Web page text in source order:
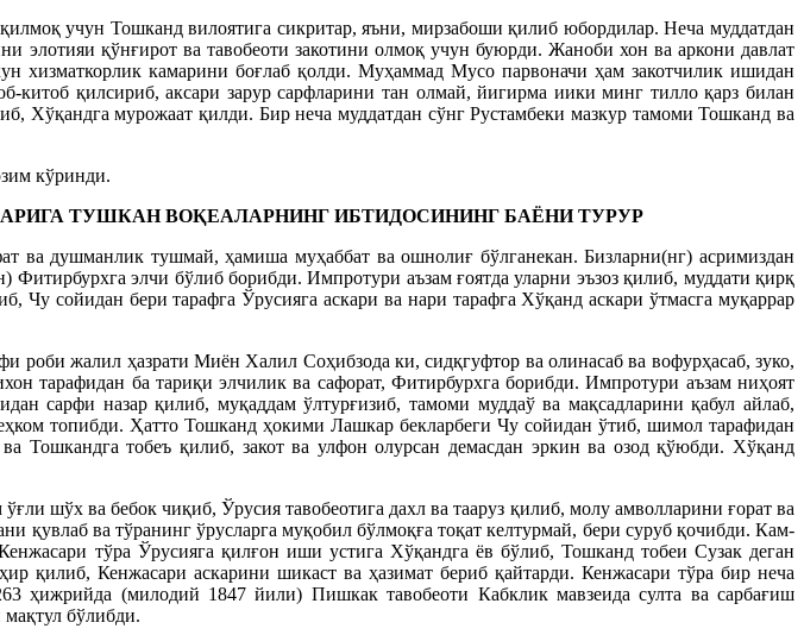
учун Тошканд вилоятига сикритар, яъни, мирзабоши қилиб юбордилар. Неча муддатдан
қўнғирот ва тавобеоти закотини олмоқ учун буюрди. Жаноби хон ва аркони давлат
хизматкорлик камарини боғлаб қолди. Муҳаммад Мусо парвоначи ҳам закотчилик ишидан
қилсириб, аксари зарур сарфларини тан олмай, йигирма иики минг тилло қарз билан
Хўқандга мурожаат қилди. Бир неча муддатдан сўнг Рустамбеки мазкур тамоми Тошканд ва
кўринди.
ТУШКАН ВОҚЕАЛАРНИНГ ИБТИДОСИНИНГ БАЁНИ ТУРУР
ва душманлик тушмай, ҳамиша муҳаббат ва ошнолиғ бўлганекан. Бизларни(нг) асримиздан
элчи бўлиб борибди. Импротури аъзам ғоятда уларни эъзоз қилиб, муддати қирқ
Чу сойидан бери тарафга Ўрусияга аскари ва нари тарафга Хўқанд аскари ўтмасга муқаррар
жалил ҳазрати Миён Халил Соҳибзода ки, сидқгуфтор ва олинасаб ва вофурҳасаб, зуко,
тарафидан ба тариқи элчилик ва сафорат, Фитирбурхга борибди. Импротури аъзам ниҳоят
сарфи назар қилиб, муқаддам ўлтурғизиб, тамоми муддаў ва мақсадларини қабул айлаб,
топибди. Ҳатто Тошканд ҳокими Лашкар бекларбеги Чу сойидан ўтиб, шимол тарафидан
Тошкандга тобеъ қилиб, закот ва улфон олурсан демасдан эркин ва озод қўюбди. Хўқанд
шўх ва бебок чиқиб, Ўрусия тавобеотига дахл ва тааруз қилиб, молу амволларини ғорат ва
қувлаб ва тўранинг ўрусларга муқобил бўлмоқға тоқат келтурмай, бери суруб қочибди. Кам-
тўра Ўрусияга қилғон иши устига Хўқандга ёв бўлиб, Тошканд тобеи Сузак деган
Кенжасари аскарини шикаст ва ҳазимат бериб қайтарди. Кенжасари тўра бир неча
ҳижрийда (милодий 1847 йили) Пишкак тавобеоти Кабклик мавзеида султа ва сарбағиш
бўлибди.